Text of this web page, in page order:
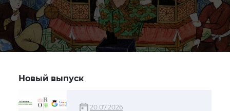
Новый выпуск
20.07.2026